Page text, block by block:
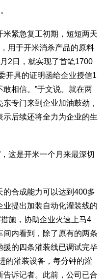
紧急复工初期，短短两天
用于开米消杀产品的原料
2日，就实现了首笔1700
开具的证明函给企业授信1
相信。”于文说。就在两
专门来到企业加油鼓劲，
后续还将全力为企业的生
这是开米一个月来最深切
合成能力可以达到400多
提出加装自动化灌装线的
施，协助企业火速上马4
内看到，除了原有的两条
的四条灌装线已调试完毕
的灌装设备，每分钟的灌
告诉记者。此前，公司已合